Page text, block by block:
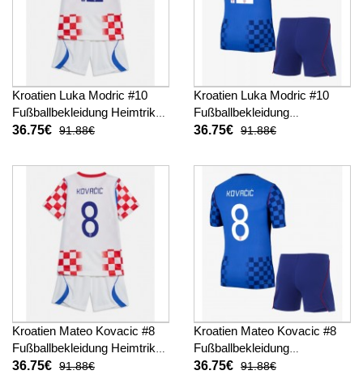
Kroatien Luka Modric #10
Fußballbekleidung Heimtrikot
Kinder WM 2026 Kurzarm (+
36.75€ 91.88€
Kroatien Luka Modric #10
Fußballbekleidung
Auswärtstrikot Kinder WM
hosen)
36.75€ 91.88€
Kroatien Mateo Kovacic #8
Fußballbekleidung Heimtrikot
Kinder WM 2026 Kurzarm (+
36.75€ 91.88€
Kroatien Mateo Kovacic #8
Fußballbekleidung
Auswärtstrikot Kinder WM
36.75€ 91.88€